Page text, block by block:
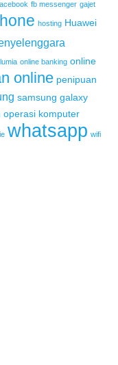
fb messenger gajet
hosting Huawei
online banking online
online penipuan
samsung galaxy
operasi komputer
whatsapp wifi